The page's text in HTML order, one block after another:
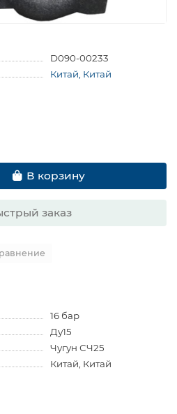
D090-00233
Китай, Китай
В корзину
заказ
16 бар
Ду15
Чугун СЧ25
Китай, Китай